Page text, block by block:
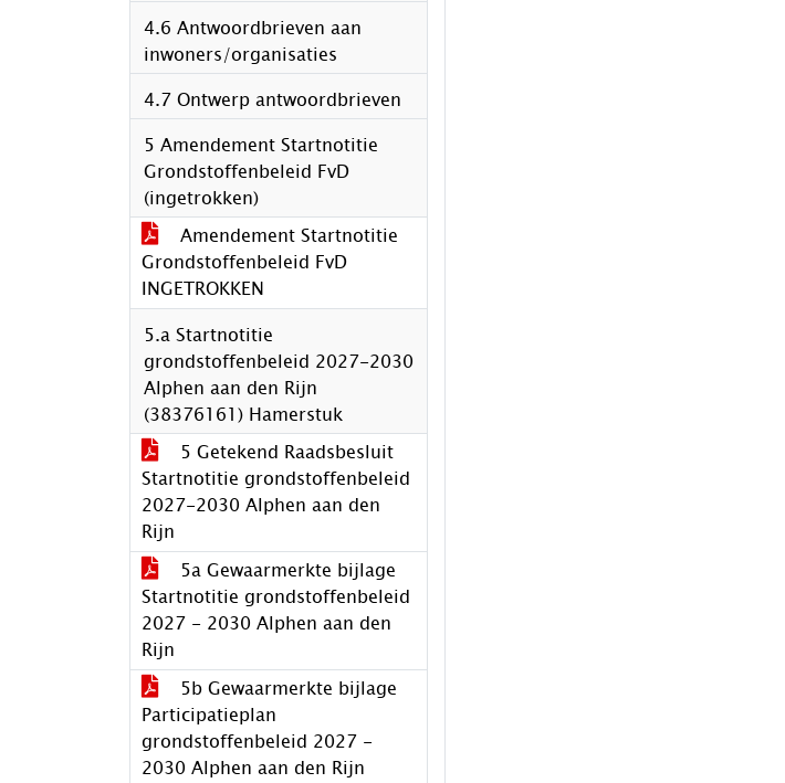
4.6 Antwoordbrieven aan
inwoners/organisaties
4.7 Ontwerp antwoordbrieven
5 Amendement Startnotitie
Grondstoffenbeleid FvD
(ingetrokken)
Amendement Startnotitie
Grondstoffenbeleid FvD
INGETROKKEN
5.a Startnotitie
grondstoffenbeleid 2027-2030
Alphen aan den Rijn
(38376161) Hamerstuk
5 Getekend Raadsbesluit
Startnotitie grondstoffenbeleid
2027-2030 Alphen aan den
Rijn
5a Gewaarmerkte bijlage
Startnotitie grondstoffenbeleid
2027 - 2030 Alphen aan den
Rijn
5b Gewaarmerkte bijlage
Participatieplan
grondstoffenbeleid 2027 -
2030 Alphen aan den Rijn